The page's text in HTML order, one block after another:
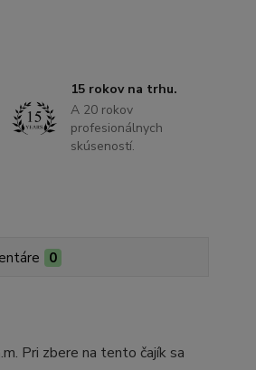
15 rokov na trhu.
A 20 rokov
profesionálnych
skúseností.
0
Pri zbere na tento čajík sa